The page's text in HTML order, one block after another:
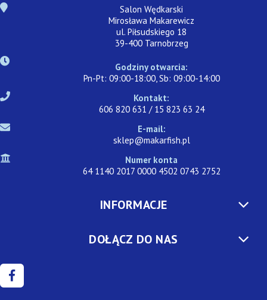
Salon Wędkarski
Mirosława Makarewicz
ul. Piłsudskiego 18
39-400 Tarnobrzeg
Godziny otwarcia:
Pn-Pt: 09:00-18:00, Sb: 09:00-14:00
Kontakt:
606 820 631 / 15 823 63 24
E-mail:
sklep@makarfish.pl
Numer konta
64 1140 2017 0000 4502 0743 2752
INFORMACJE
DOŁĄCZ DO NAS